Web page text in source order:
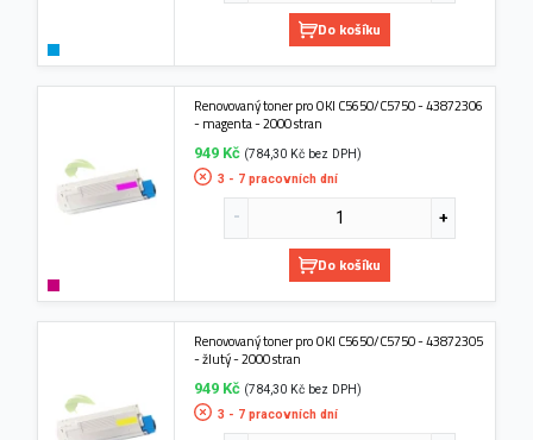
Do košíku
Renovovaný toner pro OKI C5650/C5750 - 43872306
- magenta - 2000 stran
949 Kč (784,30 Kč bez DPH)
3 - 7 pracovních dní
Do košíku
Renovovaný toner pro OKI C5650/C5750 - 43872305
- žlutý - 2000 stran
949 Kč (784,30 Kč bez DPH)
3 - 7 pracovních dní